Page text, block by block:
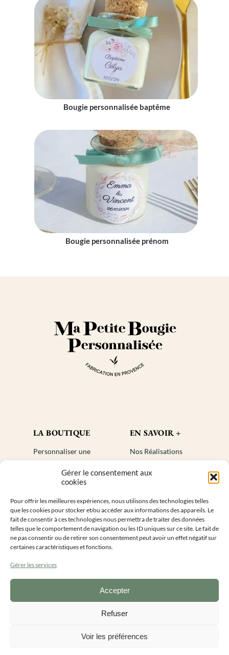
Gérer le consentement aux
cookies
Pour offrir les meilleures expériences, nous utilisons des technologies telles
que les cookies pour stocker et/ou accéder aux informations des appareils. Le
fait de consentir à ces technologies nous permettra de traiter des données
telles que le comportement de navigation ou les ID uniques sur ce site. Le fait de
ne pas consentir ou de retirer son consentement peut avoir un effet négatif sur
certaines caractéristiques et fonctions.
Gérer les services
Accepter
Refuser
Voir les préférences
Bougie personnalisée baptême
Bougie personnalisée prénom
LA BOUTIQUE
Personnaliser une
Cadeaux invités
Livraisons
Retours
EN SAVOIR +
Nos Réalisations
Créer un compte
Faq
INFORMATIONS DE CONTACT
Lundi au vendredi 9h – 16h
9 55 50 28 14